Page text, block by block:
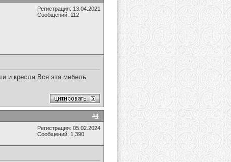
Регистрация: 13.04.2021
Сообщений: 112
и кресла.Вся эта мебель
#4
Регистрация: 05.02.2024
Сообщений: 1,390